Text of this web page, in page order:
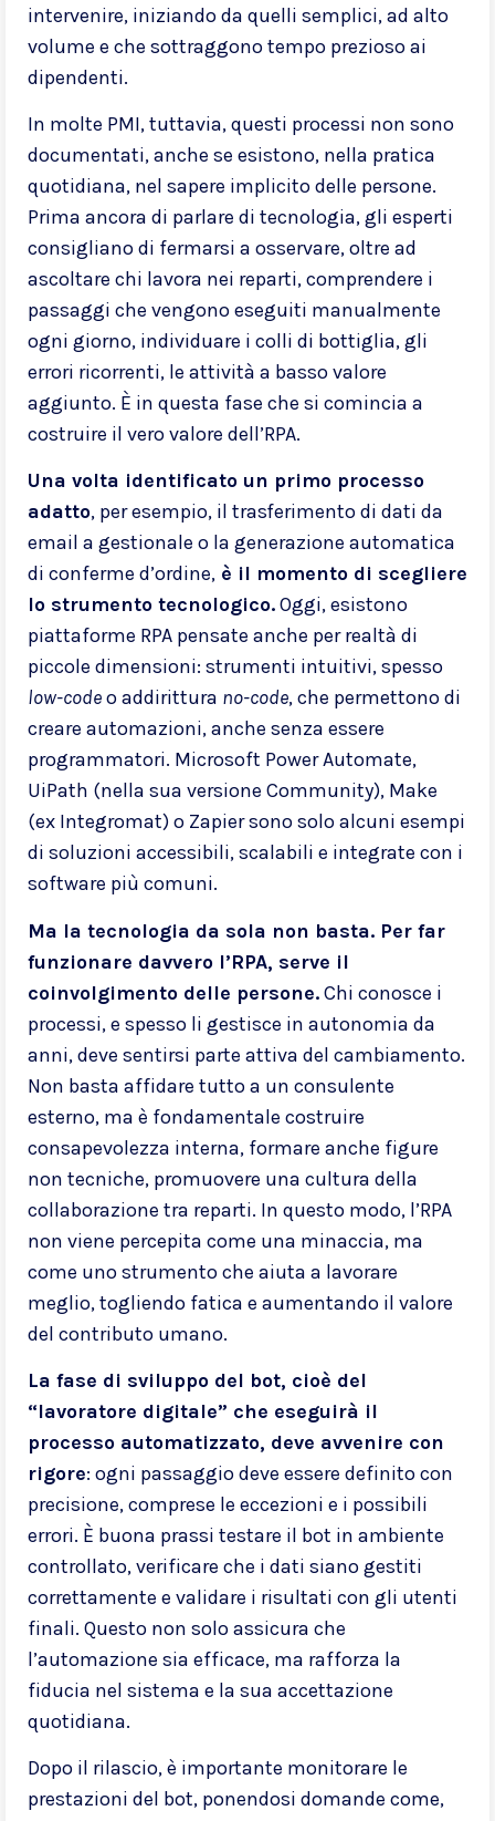
intervenire, iniziando da quelli semplici, ad alto
volume e che sottraggono tempo prezioso ai
dipendenti.
In molte PMI, tuttavia, questi processi non sono
documentati, anche se esistono, nella pratica
quotidiana, nel sapere implicito delle persone.
Prima ancora di parlare di tecnologia, gli esperti
consigliano di fermarsi a osservare, oltre ad
ascoltare chi lavora nei reparti, comprendere i
passaggi che vengono eseguiti manualmente
ogni giorno, individuare i colli di bottiglia, gli
errori ricorrenti, le attività a basso valore
aggiunto. È in questa fase che si comincia a
costruire il vero valore dell’RPA.
Una volta identificato un primo processo
adatto, per esempio, il trasferimento di dati da
email a gestionale o la generazione automatica
di conferme d’ordine, è il momento di scegliere
lo strumento tecnologico.Oggi, esistono
piattaforme RPA pensate anche per realtà di
piccole dimensioni: strumenti intuitivi, spesso
low-codeo addirittura no-code, che permettono di
creare automazioni, anche senza essere
programmatori. Microsoft Power Automate,
UiPath (nella sua versione Community), Make
(ex Integromat) o Zapier sono solo alcuni esempi
di soluzioni accessibili, scalabili e integrate con i
software più comuni.
Ma la tecnologia da sola non basta. Per far
funzionare davvero l’RPA, serve il
coinvolgimento delle persone.Chi conosce i
processi, e spesso li gestisce in autonomia da
anni, deve sentirsi parte attiva del cambiamento.
Non basta affidare tutto a un consulente
esterno, ma è fondamentale costruire
consapevolezza interna, formare anche figure
non tecniche, promuovere una cultura della
collaborazione tra reparti. In questo modo, l’RPA
non viene percepita come una minaccia, ma
come uno strumento che aiuta a lavorare
meglio, togliendo fatica e aumentando il valore
del contributo umano.
La fase di sviluppo del bot, cioè del
“lavoratore digitale” che eseguirà il
processo automatizzato, deve avvenire con
rigore: ogni passaggio deve essere definito con
precisione, comprese le eccezioni e i possibili
errori. È buona prassi testare il bot in ambiente
controllato, verificare che i dati siano gestiti
correttamente e validare i risultati con gli utenti
finali. Questo non solo assicura che
l’automazione sia efficace, ma rafforza la
fiducia nel sistema e la sua accettazione
quotidiana.
Dopo il rilascio, è importante monitorare le
prestazioni del bot, ponendosi domande come,